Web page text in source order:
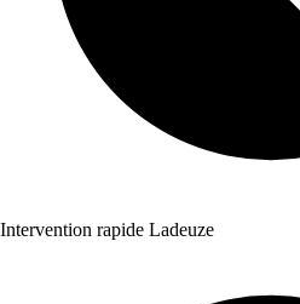
Intervention rapide Ladeuze